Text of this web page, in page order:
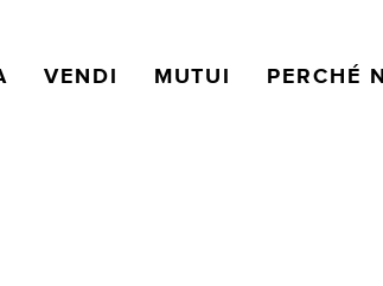
VENDI MUTUI PERCHÉ